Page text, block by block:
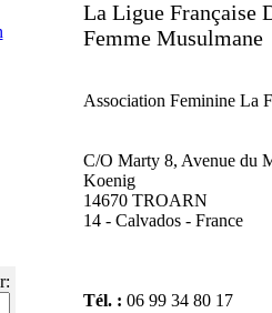
La Ligue Française
Femme Musulmane
Association Feminine La
C/O Marty 8, Avenue du
Koenig
14670 TROARN
14 - Calvados - France
Tél. : 06 99 34 80 17